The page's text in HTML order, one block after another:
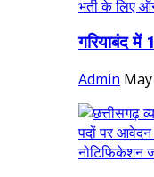
गरियाबंद में
Admin